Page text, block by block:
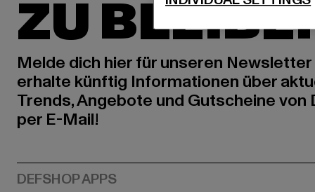
ZU
Melde dich hier für unseren Newsletter
erhalte künftig Informationen über
Trends, Angebote und Gutscheine von
per E-Mail!